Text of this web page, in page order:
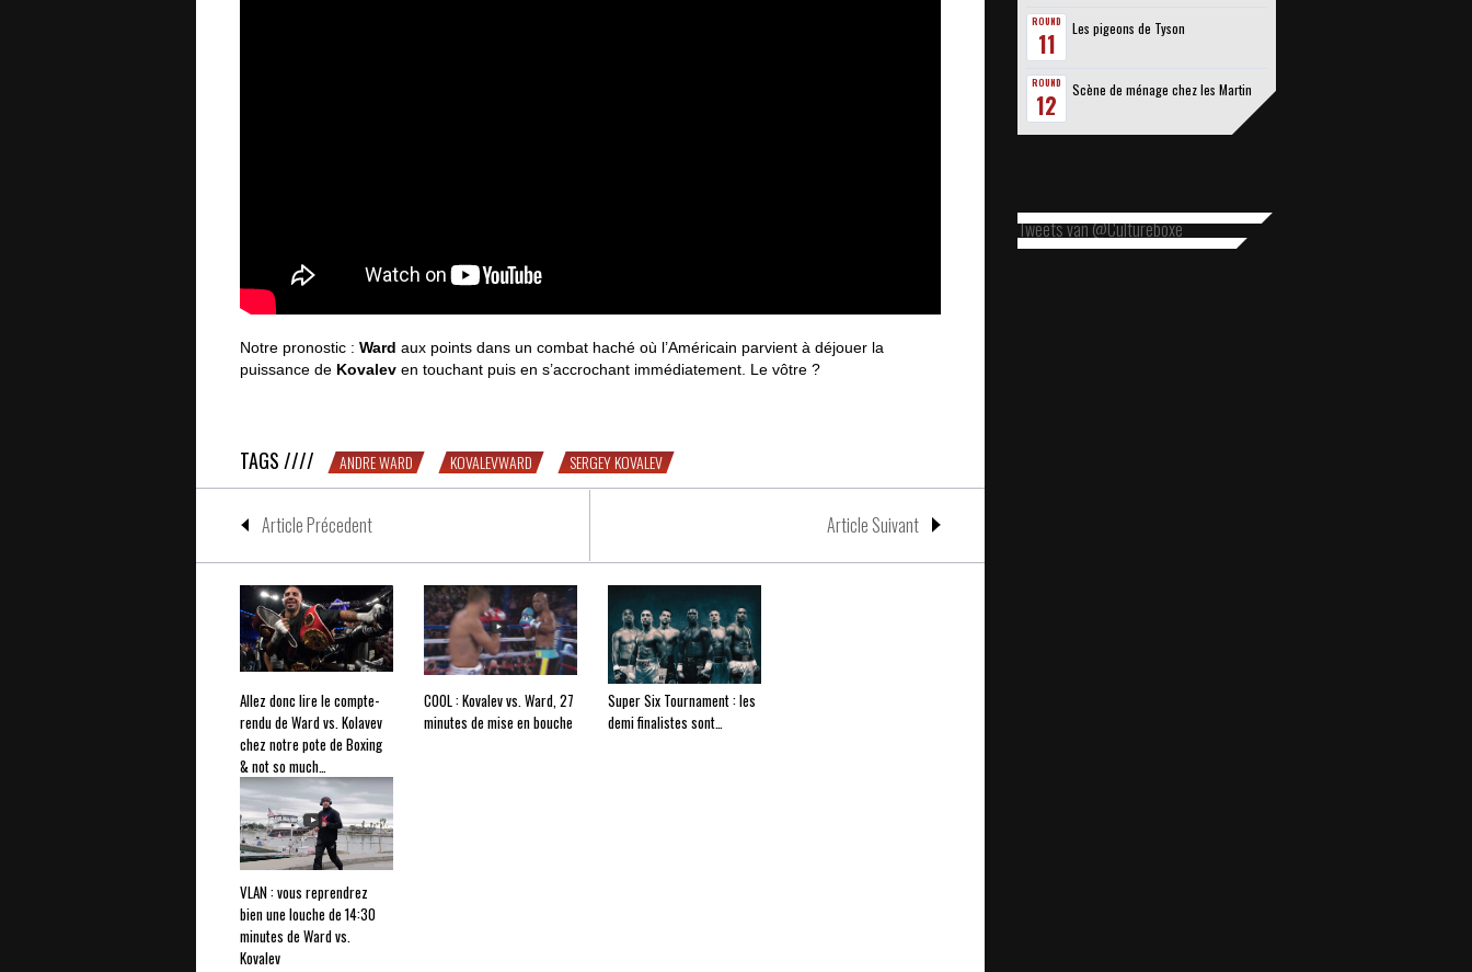
ROUND
11 Les pigeons de Tyson
ROUND
12 Scène de ménage chez les Martin
Tweets van @Cultureboxe
Notre pronostic : Ward aux points dans un combat haché où l’Américain parvient à déjouer la
puissance de Kovalev en touchant puis en s’accrochant immédiatement. Le vôtre ?
TAGS //// ANDRE WARD KOVALEVWARD SERGEY KOVALEV
Article Précedent Article Suivant
Allez donc lire le compte-
rendu de Ward vs. Kolavev
chez notre pote de Boxing
& not so much…
COOL : Kovalev vs. Ward, 27
minutes de mise en bouche
Super Six Tournament : les
demi finalistes sont…
VLAN : vous reprendrez
bien une louche de 14:30
minutes de Ward vs.
Kovalev